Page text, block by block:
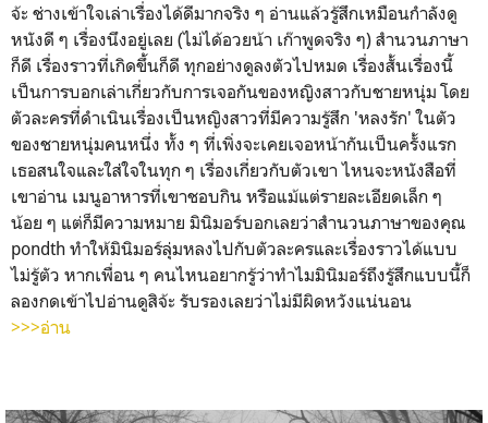
จ้ะ ช่างเข้าใจเล่าเรื่องได้ดีมากจริง ๆ อ่านแล้วรู้สึกเหมือนกำลังดู
หนังดี ๆ เรื่องนึงอยู่เลย (ไม่ได้อวยน้า เก๊าพูดจริง ๆ) สำนวนภาษา
ก็ดี เรื่องราวที่เกิดขึ้นก็ดี ทุกอย่างดูลงตัวไปหมด เรื่องสั้นเรื่องนี้
เป็นการบอกเล่าเกี่ยวกับการเจอกันของหญิงสาวกับชายหนุ่ม โดย
ตัวละครที่ดำเนินเรื่องเป็นหญิงสาวที่มีความรู้สึก 'หลงรัก' ในตัว
ของชายหนุ่มคนหนึ่ง ทั้ง ๆ ที่เพิ่งจะเคยเจอหน้ากันเป็นครั้งแรก
เธอสนใจและใส่ใจในทุก ๆ เรื่องเกี่ยวกับตัวเขา ไหนจะหนังสือที่
เขาอ่าน เมนูอาหารที่เขาชอบกิน หรือแม้แต่รายละเอียดเล็ก ๆ
น้อย ๆ แต่ก็มีความหมาย มินิมอร์บอกเลยว่าสำนวนภาษาของคุณ
pondth ทำให้มินิมอร์ลุ่มหลงไปกับตัวละครและเรื่องราวได้แบบ
ไม่รู้ตัว หากเพื่อน ๆ คนไหนอยากรู้ว่าทำไมมินิมอร์ถึงรู้สึกแบบนี้ก็
ลองกดเข้าไปอ่านดูสิจ้ะ รับรองเลยว่าไม่มีผิดหวังแน่นอน
>>>อ่าน